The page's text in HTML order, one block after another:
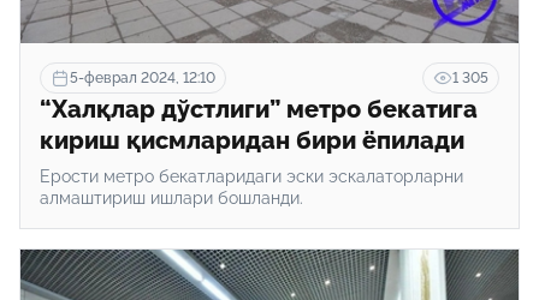
5-феврал 2024, 12:10 1 305
“Халқлар дўстлиги” метро бекатига
кириш қисмларидан бири ёпилади
Ерости метро бекатларидаги эски эскалаторларни
алмаштириш ишлари бошланди.